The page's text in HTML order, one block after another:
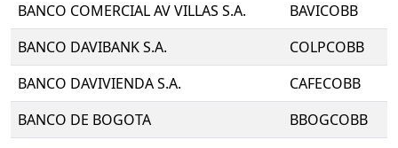
BANCO COMERCIAL AV VILLAS S.A.
BAVICOBB
BANCO DAVIBANK S.A.
COLPCOBB
BANCO DAVIVIENDA S.A.
CAFECOBB
BANCO DE BOGOTA
BBOGCOBB